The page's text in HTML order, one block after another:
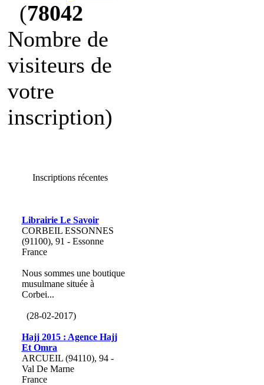
(78042
Nombre de
visiteurs de
votre
inscription)
Inscriptions récentes
Librairie Le Savoir
CORBEIL ESSONNES
(91100), 91 - Essonne
France
Nous sommes une boutique
musulmane située à
Corbei...
(28-02-2017)
Hajj 2015 : Agence Hajj
Et Omra
ARCUEIL (94110), 94 -
Val De Marne
France